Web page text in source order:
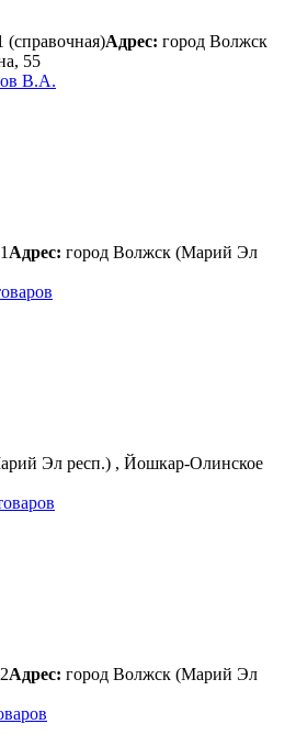
(справочная)Адрес: город Волжск
55
В.А.
Адрес: город Волжск (Марий Эл
Эл респ.) , Йошкар-Олинское
Адрес: город Волжск (Марий Эл